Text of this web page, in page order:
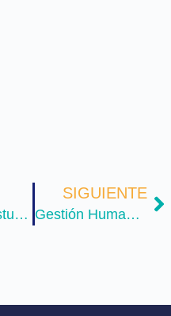
Centro de Estudios del Territorio
SIGUIENTE
Gestión Humana y Teletrabajo